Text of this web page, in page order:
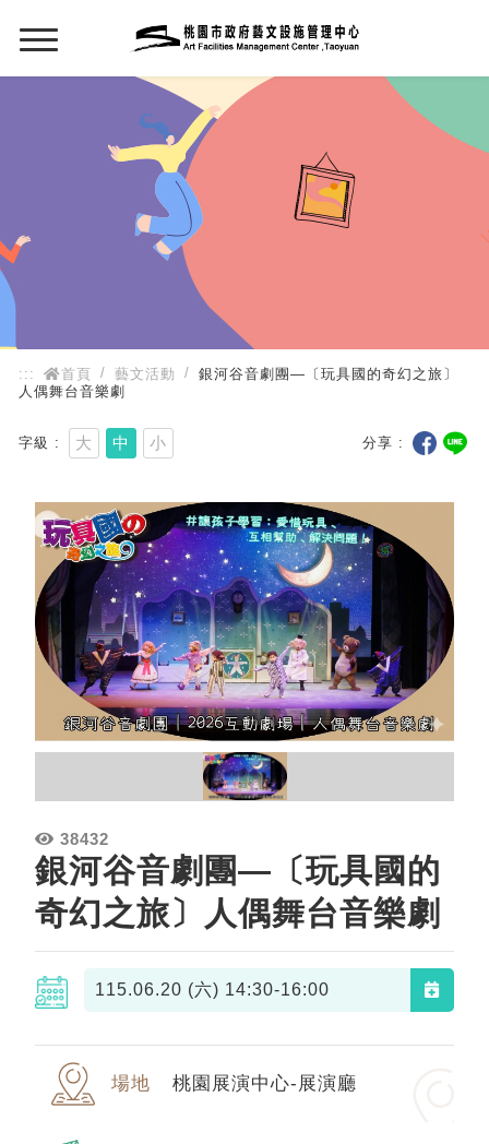
::: 首頁 藝文活動
銀河谷音劇團—〔玩具國的奇幻之旅〕
人偶舞台音樂劇
字級 大 中 小 分享
38432
銀河谷音劇團—〔玩具國的
奇幻之旅〕人偶舞台音樂劇
115.06.20 (六) 14:30-16:00
場地 桃園展演中心-展演廳